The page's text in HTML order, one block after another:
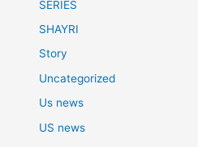
SERIES
SHAYRI
Story
Uncategorized
Us news
US news